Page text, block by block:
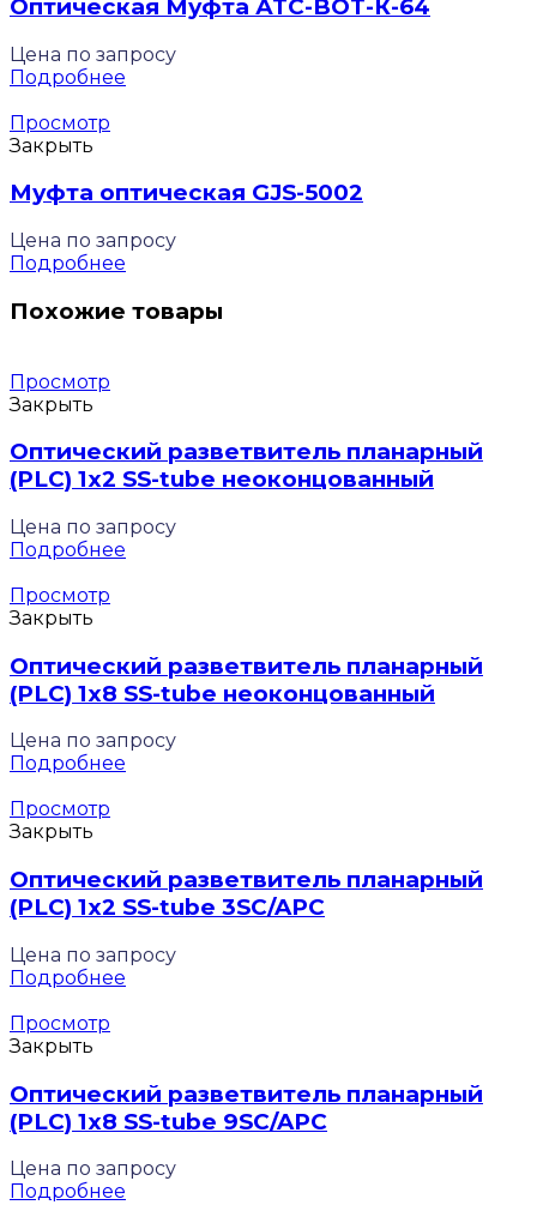
Оптическая Муфта АТС-ВОТ-К-64
Цена по запросу
Подробнее
Просмотр
Закрыть
Муфта оптическая GJS-5002
Цена по запросу
Подробнее
Похожие товары
Просмотр
Закрыть
Оптический разветвитель планарный
(PLC) 1х2 SS-tube неоконцованный
Цена по запросу
Подробнее
Просмотр
Закрыть
Оптический разветвитель планарный
(PLC) 1х8 SS-tube неоконцованный
Цена по запросу
Подробнее
Просмотр
Закрыть
Оптический разветвитель планарный
(PLC) 1х2 SS-tube 3SC/APC
Цена по запросу
Подробнее
Просмотр
Закрыть
Оптический разветвитель планарный
(PLC) 1х8 SS-tube 9SC/APC
Цена по запросу
Подробнее